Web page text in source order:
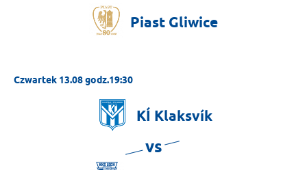
Piast Gliwice
Czwartek 13.08 godz.19:30
KÍ Klaksvík
vs